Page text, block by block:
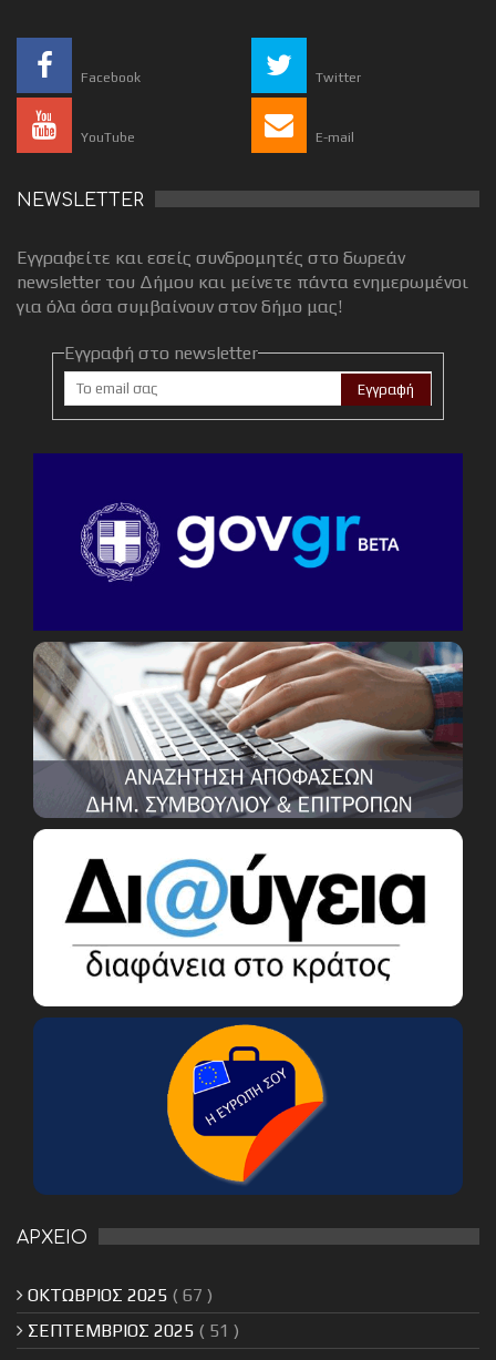
Facebook Twitter
YouTube E-mail
NEWSLETTER
Εγγραφείτε και εσείς συνδρομητές στο δωρεάν
newsletter του Δήμου και μείνετε πάντα ενημερωμένοι
για όλα όσα συμβαίνουν στον δήμο μας!
Εγγραφή στο newsletter
ΑΡΧΕΙΟ
ΟΚΤΩΒΡΙΟΣ 2025 ( 67 )
ΣΕΠΤΕΜΒΡΙΟΣ 2025 ( 51 )